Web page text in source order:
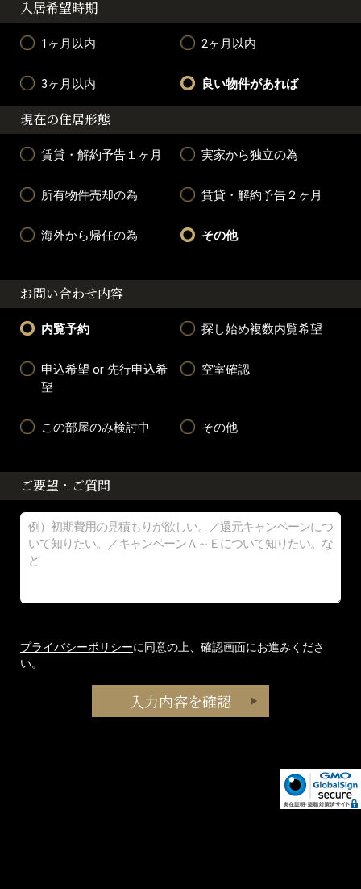
入居希望時期
1ヶ月以内 2ヶ月以内
3ヶ月以内 良い物件があれば
現在の住居形態
賃貸・解約予告１ヶ月 実家から独立の為
所有物件売却の為 賃貸・解約予告２ヶ月
海外から帰任の為 その他
お問い合わせ内容
内覧予約 探し始め複数内覧希望
申込希望 or 先行申込希
望
空室確認
この部屋のみ検討中 その他
ご要望・ご質問
プライバシーポリシーに同意の上、確認画面にお進みくださ
い。